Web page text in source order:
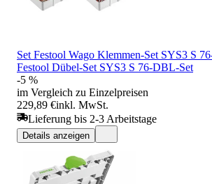
Set Festool Wago Klemmen-Set SYS3 S
Festool Dübel-Set SYS3 S 76-DBL-Set
-5 %
im Vergleich zu Einzelpreisen
229,89 €inkl. MwSt.
Lieferung bis 2-3 Arbeitstage
Details anzeigen